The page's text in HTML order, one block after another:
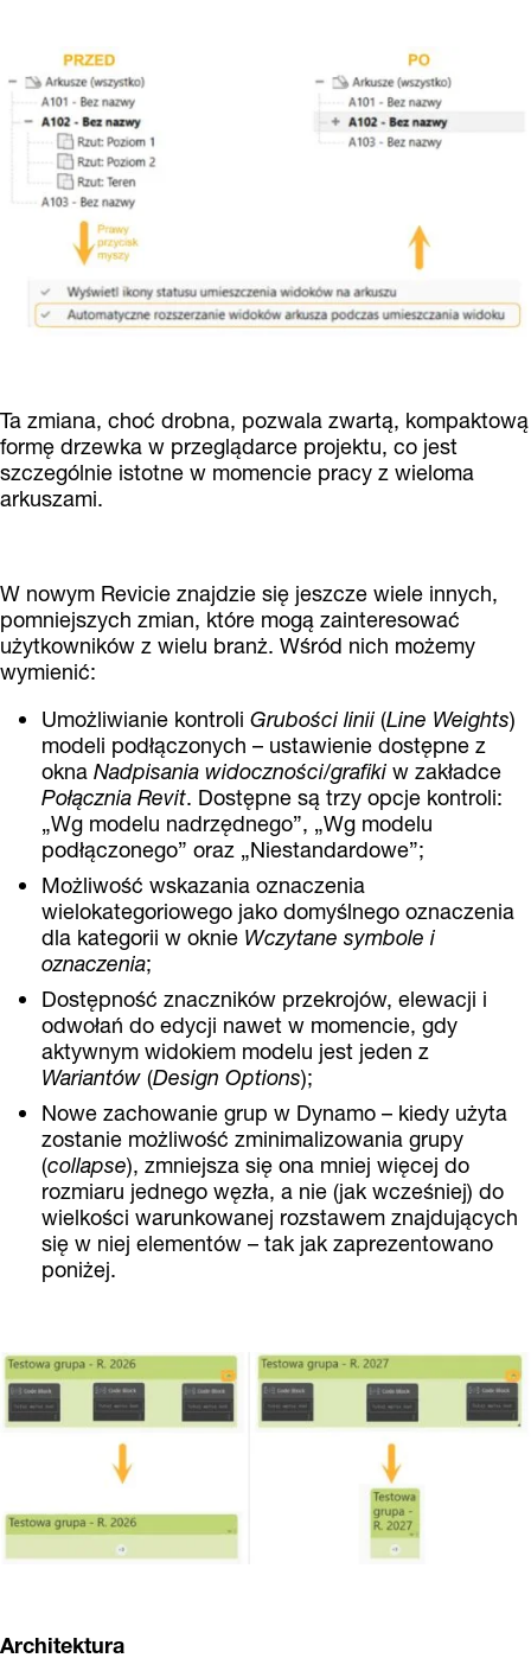
Ta zmiana, choć drobna, pozwala zwartą, kompaktową
formę drzewka w przeglądarce projektu, co jest
szczególnie istotne w momencie pracy z wieloma
arkuszami.
W nowym Revicie znajdzie się jeszcze wiele innych,
pomniejszych zmian, które mogą zainteresować
użytkowników z wielu branż. Wśród nich możemy
wymienić:
Umożliwianie kontroli Grubości linii (Line Weights)
modeli podłączonych – ustawienie dostępne z
okna Nadpisania widoczności/grafiki w zakładce
Połącznia Revit. Dostępne są trzy opcje kontroli:
„Wg modelu nadrzędnego”, „Wg modelu
podłączonego” oraz „Niestandardowe”;
Możliwość wskazania oznaczenia
wielokategoriowego jako domyślnego oznaczenia
dla kategorii w oknie Wczytane symbole i
oznaczenia;
Dostępność znaczników przekrojów, elewacji i
odwołań do edycji nawet w momencie, gdy
aktywnym widokiem modelu jest jeden z
Wariantów (Design Options);
Nowe zachowanie grup w Dynamo – kiedy użyta
zostanie możliwość zminimalizowania grupy
(collapse), zmniejsza się ona mniej więcej do
rozmiaru jednego węzła, a nie (jak wcześniej) do
wielkości warunkowanej rozstawem znajdujących
się w niej elementów – tak jak zaprezentowano
poniżej.
Architektura